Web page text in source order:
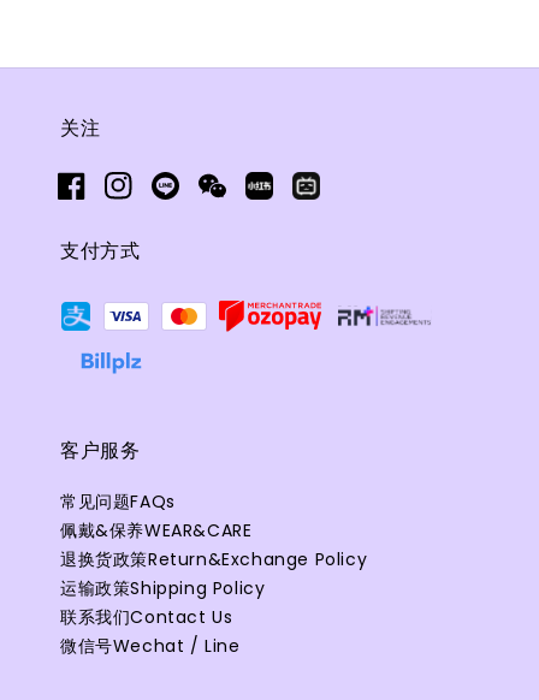
关注
支付方式
客户服务
常见问题FAQs
佩戴&保养WEAR&CARE
退换货政策Return&Exchange Policy
运输政策Shipping Policy
联系我们Contact Us
微信号Wechat / Line